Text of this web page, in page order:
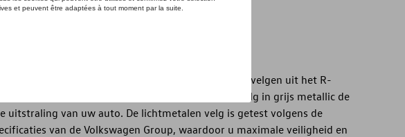
uitstraling met de 18-inch lichtmetalen Sebring-velgen uit het R-
- met zijn 5-dubbelspaaks design benadrukt de velg in grijs metallic de
uitstraling van uw auto. De lichtmetalen velg is getest volgens de
van de Volkswagen Group, waardoor u maximale veiligheid en